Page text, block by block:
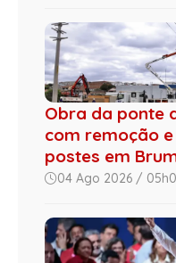
Obra da ponte
com remoção
postes em
04 Ago 2026 /